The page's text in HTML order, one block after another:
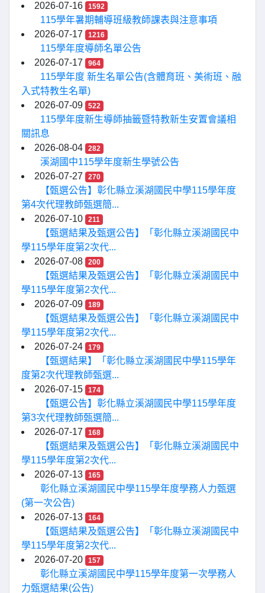
2026-07-16
1592
115學年暑期輔導班級教師課表與注意事項
2026-07-17
1216
115學年度導師名單公告
2026-07-17
964
115學年度 新生名單公告(含體育班、美術班、融
入式特教生名單)
2026-07-09
522
115學年度新生導師抽籤暨特教新生安置會議相
關訊息
2026-08-04
282
溪湖國中115學年度新生學號公告
2026-07-27
270
【甄選公告】彰化縣立溪湖國民中學115學年度
第4次代理教師甄選簡...
2026-07-10
211
【甄選結果及甄選公告】「彰化縣立溪湖國民中
學115學年度第2次代...
2026-07-08
200
【甄選結果及甄選公告】「彰化縣立溪湖國民中
學115學年度第2次代...
2026-07-09
189
【甄選結果及甄選公告】「彰化縣立溪湖國民中
學115學年度第2次代...
2026-07-24
179
【甄選結果】「彰化縣立溪湖國民中學115學年
度第2次代理教師甄選...
2026-07-15
174
【甄選公告】彰化縣立溪湖國民中學115學年度
第3次代理教師甄選簡...
2026-07-17
168
【甄選結果及甄選公告】「彰化縣立溪湖國民中
學115學年度第2次代...
2026-07-13
165
彰化縣立溪湖國民中學115學年度學務人力甄選
(第一次公告)
2026-07-13
164
【甄選結果及甄選公告】「彰化縣立溪湖國民中
學115學年度第2次代...
2026-07-20
157
彰化縣立溪湖國民中學115學年度第一次學務人
力甄選結果(公告)